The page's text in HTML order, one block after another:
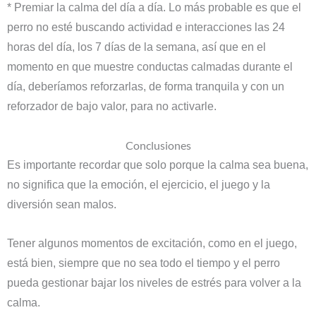
* Premiar la calma del día a día. Lo más probable es que el
perro no esté buscando actividad e interacciones las 24
horas del día, los 7 días de la semana, así que en el
momento en que muestre conductas calmadas durante el
día, deberíamos reforzarlas, de forma tranquila y con un
reforzador de bajo valor, para no activarle.
Conclusiones
Es importante recordar que solo porque la calma sea buena,
no significa que la emoción, el ejercicio, el juego y la
diversión sean malos.
Tener algunos momentos de excitación, como en el juego,
está bien, siempre que no sea todo el tiempo y el perro
pueda gestionar bajar los niveles de estrés para volver a la
calma.